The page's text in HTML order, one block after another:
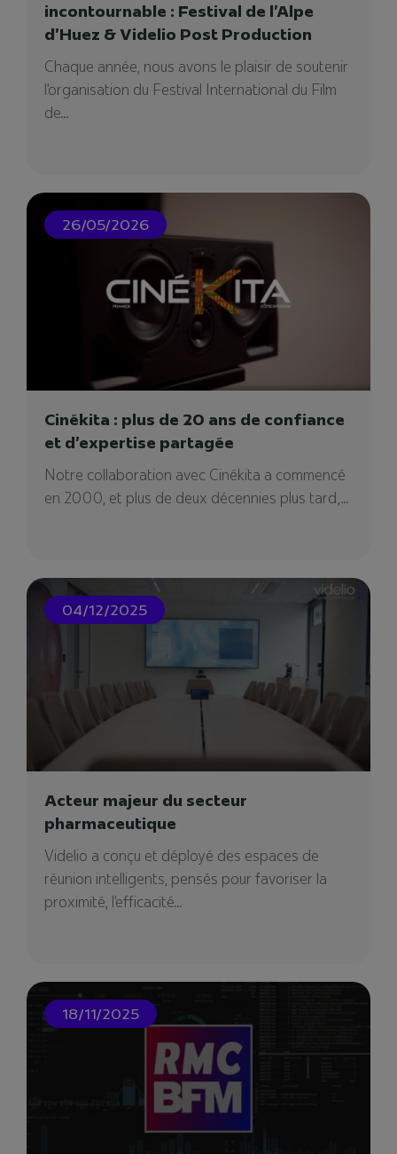
incontournable : Festival de l’Alpe
d’Huez & Videlio Post Production
Chaque année, nous avons le plaisir de soutenir
l’organisation du Festival International du Film
de...
26/05/2026
Cinékita : plus de 20 ans de confiance
et d’expertise partagée
Notre collaboration avec Cinékita a commencé
en 2000, et plus de deux décennies plus tard,...
04/12/2025
Acteur majeur du secteur
pharmaceutique
Videlio a conçu et déployé des espaces de
réunion intelligents, pensés pour favoriser la
proximité, l’efficacité...
18/11/2025
Videlio Events – Agence
événementielle à Marseille
Notre agence événementielle à Marseille pour
votre projet événementiel. Vous cherchez un
prestataire ?
05/12/2024
Videlio Events – Agence
événementielle à Lyon
Notre agence événementielle à Lyon pour votre
05/12/2024
Phitrust
14/10/2024